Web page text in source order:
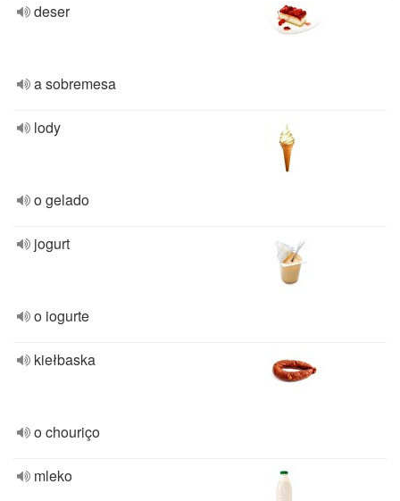
deser
a sobremesa
lody
o gelado
jogurt
o iogurte
kiełbaska
o chouriço
mleko